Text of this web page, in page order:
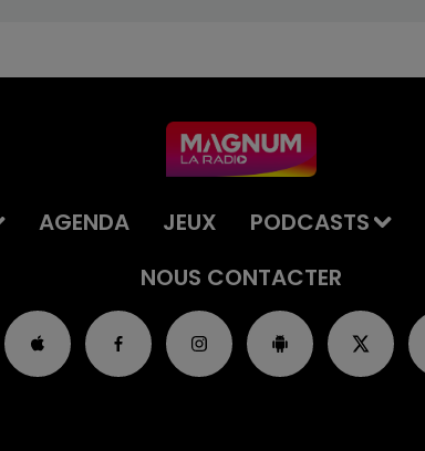
AGENDA JEUX PODCASTS
NOUS CONTACTER